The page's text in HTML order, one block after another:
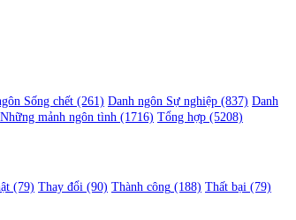
Sống chết (261) Danh ngôn Sự nghiệp (837) Danh
Những mảnh ngôn tình (1716) Tổng hợp (5208)
(79) Thay đổi (90) Thành công (188) Thất bại (79)